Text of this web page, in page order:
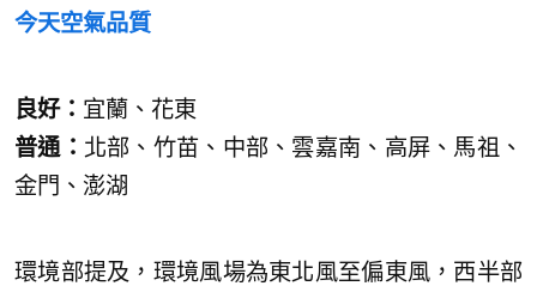
今天空氣品質
良好： 宜蘭、花東
普通： 北部、竹苗、中部、雲嘉南、高屏、馬祖、
金門、澎湖
環境部提及，環境風場為東北風至偏東風，西半部